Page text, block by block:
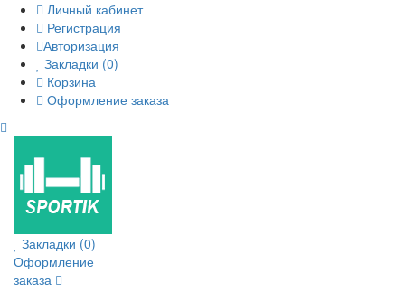
Личный кабинет
Регистрация
Авторизация
Закладки (0)
Корзина
Оформление заказа
Закладки (0)
Оформление
заказа